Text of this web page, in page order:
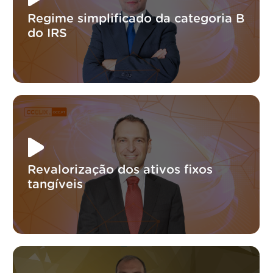
Regime simplificado da categoria B
do IRS
Revalorização dos ativos fixos
tangíveis